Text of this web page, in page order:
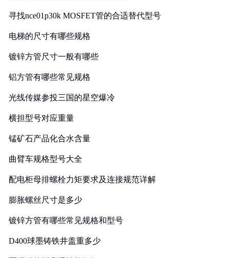
寻找nce01p30k MOSFET管的合适替代型号
电梯的尺寸有哪些规格
镀锌方管尺寸一般有哪些
铝方管有哪些常见规格
光线传媒参投三国的星空爆冷
横担型号对应重量
锰矿石产品化合水含量
曲臂车规格型号大全
配电柜母排螺栓力矩要求及连接规范详解
膨胀螺丝尺寸是多少
镀锌方管有哪些常见规格和型号
D400球墨铸铁井盖重多少